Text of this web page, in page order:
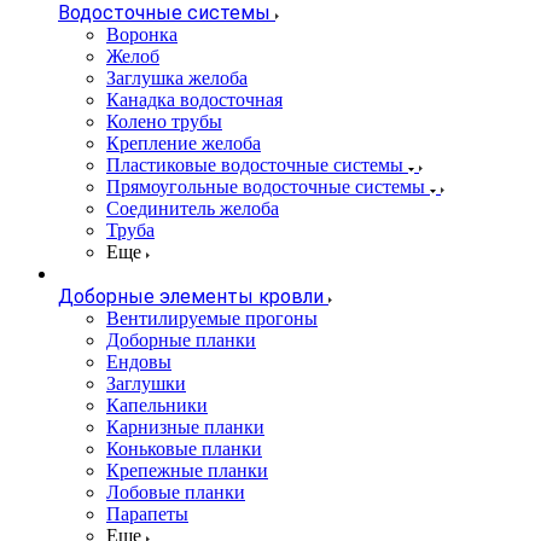
Водосточные системы
Воронка
Желоб
Заглушка желоба
Канадка водосточная
Колено трубы
Крепление желоба
Пластиковые водосточные системы
Прямоугольные водосточные системы
Соединитель желоба
Труба
Еще
Доборные элементы кровли
Вентилируемые прогоны
Доборные планки
Ендовы
Заглушки
Капельники
Карнизные планки
Коньковые планки
Крепежные планки
Лобовые планки
Парапеты
Еще